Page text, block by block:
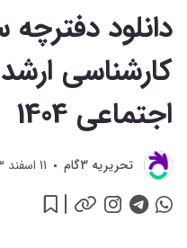
دانلود دفترچه
کارشناسی
اجتماعی 1404
تحريريه 3گام 11 اسفند 1403